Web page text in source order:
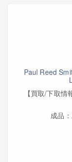
Paul Reed
【買取/下取
成品